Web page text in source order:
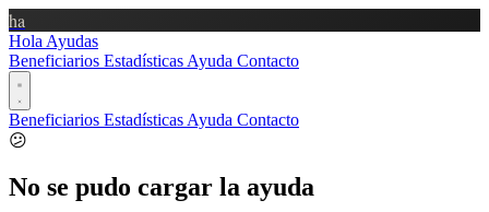
ha
Hola Ayudas
Beneficiarios Estadísticas Ayuda Contacto
Beneficiarios Estadísticas Ayuda Contacto
😕
No se pudo cargar la ayuda